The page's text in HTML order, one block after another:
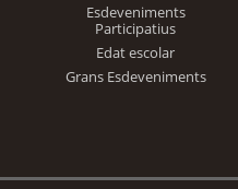
Trinidad Alfonso
Esdeveniments
Participatius
Edat escolar
Grans Esdeveniments